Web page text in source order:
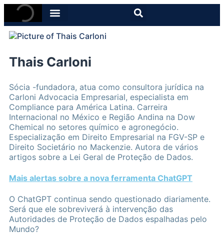
Thais Carloni
Sócia -fundadora, atua como consultora jurídica na
Carloni Advocacia Empresarial, especialista em
Compliance para América Latina. Carreira
Internacional no México e Região Andina na Dow
Chemical no setores químico e agronegócio.
Especialização em Direito Empresarial na FGV-SP e
Direito Societário no Mackenzie. Autora de vários
artigos sobre a Lei Geral de Proteção de Dados.
Mais alertas sobre a nova ferramenta ChatGPT
O ChatGPT continua sendo questionado diariamente.
Será que ele sobreviverá à intervenção das
Autoridades de Proteção de Dados espalhadas pelo
Mundo?